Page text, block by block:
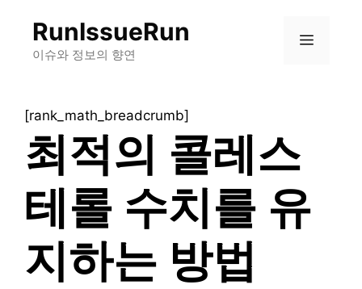
RunIssueRun
이슈와 정보의 향연
메
[rank_math_breadcrumb]
최적의 콜레스
테롤 수치를 유
지하는 방법